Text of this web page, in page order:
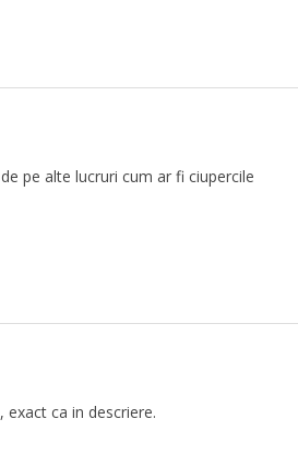
pe alte lucruri cum ar fi ciupercile
ca in descriere.